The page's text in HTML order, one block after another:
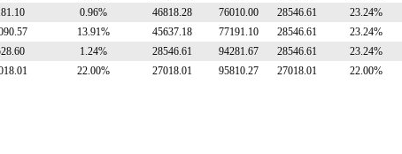
0.96% 46818.28 76010.00 28546.61 23.24%
13.91% 45637.18 77191.10 28546.61 23.24%
1.24% 28546.61 94281.67 28546.61 23.24%
22.00% 27018.01 95810.27 27018.01 22.00%